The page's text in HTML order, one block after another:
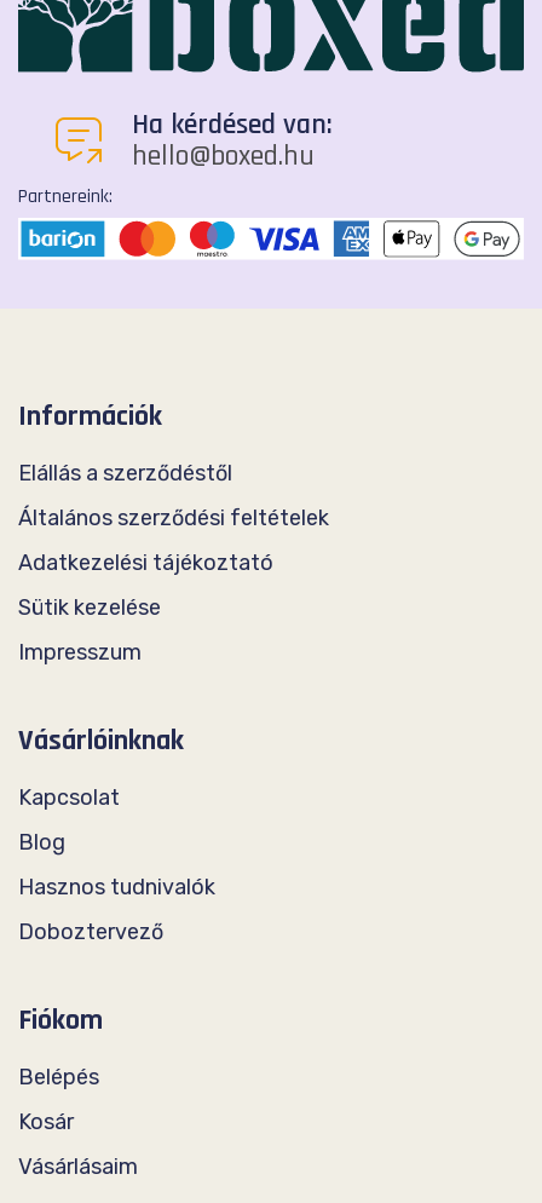
Ha kérdésed van:
hello@boxed.hu
Partnereink:
Információk
Elállás a szerződéstől
Általános szerződési feltételek
Adatkezelési tájékoztató
Sütik kezelése
Impresszum
Vásárlóinknak
Kapcsolat
Blog
Hasznos tudnivalók
Doboztervező
Fiókom
Belépés
Kosár
Vásárlásaim